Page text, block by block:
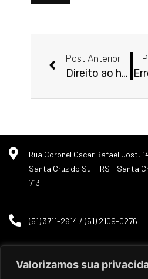
Valorizamos sua
Anterior
Post Anterior
Direito ao home care pelo SUS e pelos planos de saúde
Rua Coronel Oscar Rafael Jost,
Santa Cruz do Sul - RS - Santa
713
(51) 3711-2614 / (51) 2109-0276